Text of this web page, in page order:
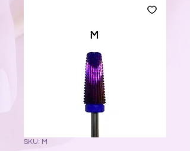
SKU: M